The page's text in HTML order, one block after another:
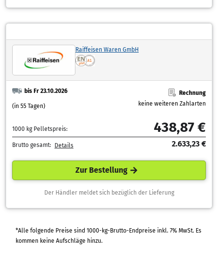
Raiffeisen Waren GmbH
bis Fr 23.10.2026
(in 55 Tagen)
Rechnung
keine weiteren Zahlarten
1000 kg Pelletspreis: 438,87 €
Brutto gesamt: Details 2.633,23 €
Zur Bestellung
Der Händler meldet sich bezüglich der Lieferung
*Alle folgende Preise sind 1000-kg-Brutto-Endpreise inkl. 7% MwSt. Es
kommen keine Aufschläge hinzu.